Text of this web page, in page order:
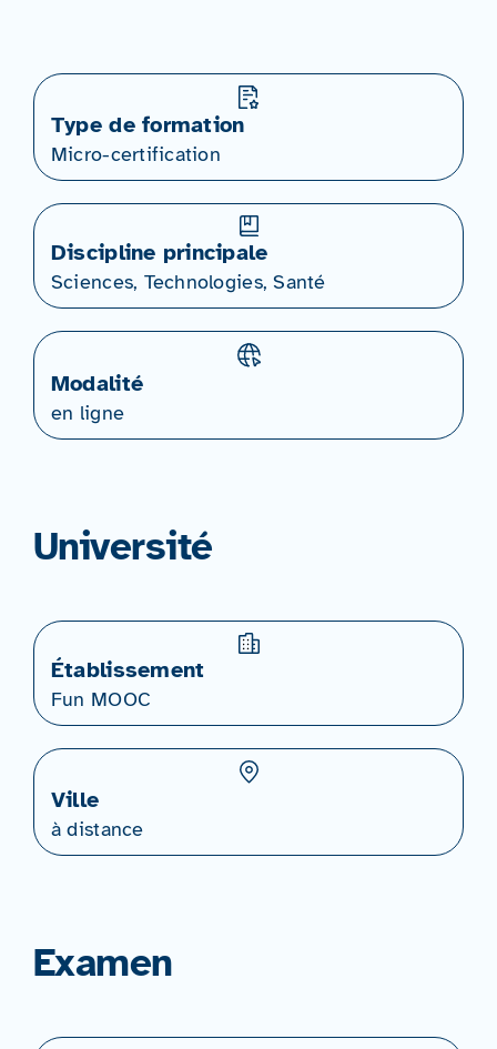
Type de formation
Micro-certification
Discipline principale
Sciences, Technologies, Santé
Modalité
en ligne
Université
Établissement
Fun MOOC
Ville
à distance
Examen